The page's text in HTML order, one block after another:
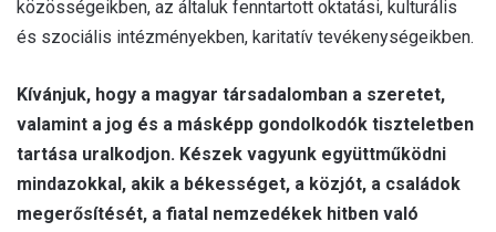
közösségeikben, az általuk fenntartott oktatási, kulturális
és szociális intézményekben, karitatív tevékenységeikben.
Kívánjuk, hogy a magyar társadalomban a szeretet,
valamint a jog és a másképp gondolkodók tiszteletben
tartása uralkodjon. Készek vagyunk együttműködni
mindazokkal, akik a békességet, a közjót, a családok
megerősítését, a fiatal nemzedékek hitben való